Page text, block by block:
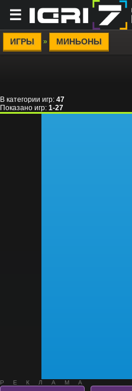
☰
ИГРЫ » МИНЬОНЫ
В категории игр: 47
Показано игр: 1-27
РЕКЛАМА